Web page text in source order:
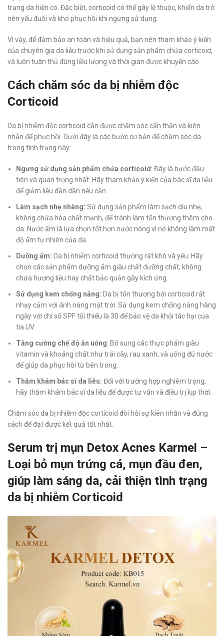
trạng da hiện có. Đặc biệt, corticoid có thể gây lệ thuộc, khiến da trở
nên yếu đuối và khó phục hồi khi ngưng sử dụng.
Vì vậy, để đảm bảo an toàn và hiệu quả, bạn nên tham khảo ý kiến
của chuyên gia da liễu trước khi sử dụng sản phẩm chứa corticoid,
và luôn tuân thủ đúng liều lượng và thời gian được khuyến cáo.
Cách chăm sóc da bị nhiễm độc
Corticoid
Da bị nhiễm độc corticoid cần được chăm sóc cẩn thận và kiên
nhẫn để phục hồi. Dưới đây là các bước cơ bản để chăm sóc da
trong tình trạng này:
Ngưng sử dụng sản phẩm chứa corticoid : Đây là bước đầu
tiên và quan trọng nhất. Hãy tham khảo ý kiến của bác sĩ da liễu
để giảm liều dần dần nếu cần.
Làm sạch nhẹ nhàng: Sử dụng sản phẩm làm sạch dịu nhẹ,
không chứa hóa chất mạnh, để tránh làm tổn thương thêm cho
da. Nước ấm là lựa chọn tốt hơn nước nóng vì nó không làm mất
độ ẩm tự nhiên của da.
Dưỡng ẩm: Da bị nhiễm corticoid thường rất khô và yếu. Hãy
chọn các sản phẩm dưỡng ẩm giàu chất dưỡng chất, không
chứa hương liệu hay chất bảo quản gây kích ứng.
Sử dụng kem chống nắng: Da bị tổn thương bởi corticoid rất
nhạy cảm với ánh nắng mặt trời. Sử dụng kem chống nắng hàng
ngày với chỉ số SPF tối thiểu là 30 để bảo vệ da khỏi tác hại của
tia UV.
Tăng cường chế độ ăn uống: Bổ sung các thực phẩm giàu
vitamin và khoáng chất như trái cây, rau xanh, và uống đủ nước
để giúp da phục hồi từ bên trong.
Thăm khám bác sĩ da liễu: Đối với trường hợp nghiêm trọng,
hãy thăm khám bác sĩ da liễu để được tư vấn và điều trị kịp thời.
Chăm sóc da bị nhiễm độc corticoid đòi hỏi sự kiên nhẫn và đúng
cách để đạt được kết quả tốt nhất.
Serum trị mụn Detox Acnes Karmel –
Loại bỏ mụn trứng cá, mụn đầu đen,
giúp làm sáng da, cải thiện tình trạng
da bị nhiễm Corticoid